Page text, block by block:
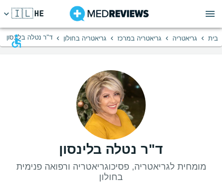
HE
🇮🇱
בית › גריאטריה › גריאטריה במרכז › גריאטריה בחולון › ד"ר נטלה בלינסון
ד"ר נטלה בלינסון
מומחית לגריאטריה, פסיכוגריאטריה ורפואה פנימית
בחולון